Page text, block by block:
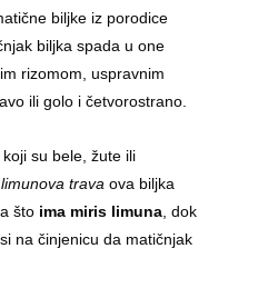
biljke iz porodice
biljka spada u one
rizomom, uspravnim
ili golo i četvorostrano.
su bele, žute ili
limunova trava ova biljka
što ima miris limuna , dok
na činjenicu da matičnjak